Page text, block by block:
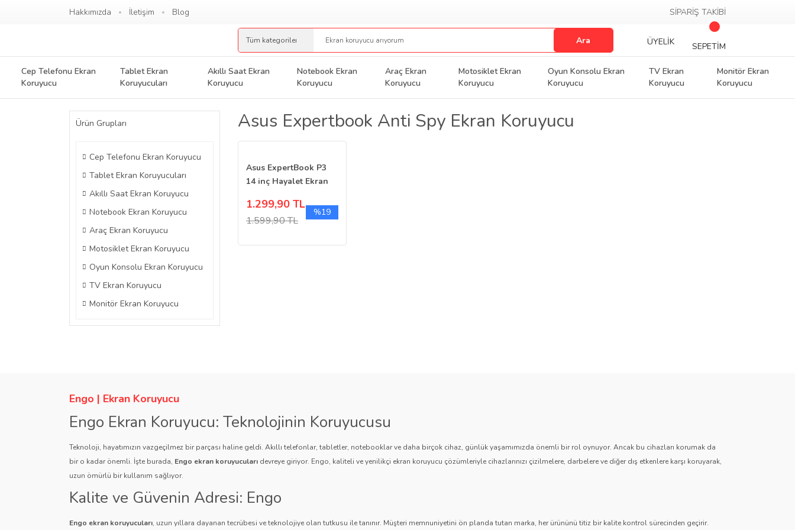
Hakkımızda İletişim Blog SİPARİŞ TAKİBİ
Ara ÜYELİK SEPETİM
Cep Telefonu Ekran
Koruyucu
Tablet Ekran
Koruyucuları
Akıllı Saat Ekran
Koruyucu
Notebook Ekran
Koruyucu
Araç Ekran
Koruyucu
Motosiklet Ekran
Koruyucu
Oyun Konsolu Ekran
Koruyucu
TV Ekran
Koruyucu
Monitör Ekran
Koruyucu
Ürün Grupları
Cep Telefonu Ekran Koruyucu
Tablet Ekran Koruyucuları
Akıllı Saat Ekran Koruyucu
Notebook Ekran Koruyucu
Araç Ekran Koruyucu
Motosiklet Ekran Koruyucu
Oyun Konsolu Ekran Koruyucu
TV Ekran Koruyucu
Monitör Ekran Koruyucu
Asus Expertbook Anti Spy Ekran Koruyucu
Asus ExpertBook P3
14 inç Hayalet Ekran
1.299,90 TL
1.599,90 TL
%19
Engo | Ekran Koruyucu
Engo Ekran Koruyucu: Teknolojinin Koruyucusu
Teknoloji, hayatımızın vazgeçilmez bir parçası haline geldi. Akıllı telefonlar, tabletler, notebooklar ve daha birçok cihaz, günlük yaşamımızda önemli bir rol oynuyor. Ancak bu cihazları korumak da
bir o kadar önemli. İşte burada, Engo ekran koruyucuları devreye giriyor. Engo, kaliteli ve yenilikçi ekran koruyucu çözümleriyle cihazlarınızı çizilmelere, darbelere ve diğer dış etkenlere karşı koruyarak,
uzun ömürlü bir kullanım sağlıyor.
Kalite ve Güvenin Adresi: Engo
Engo ekran koruyucuları, uzun yıllara dayanan tecrübesi ve teknolojiye olan tutkusu ile tanınır. Müşteri memnuniyetini ön planda tutan marka, her ürününü titiz bir kalite kontrol sürecinden geçirir.